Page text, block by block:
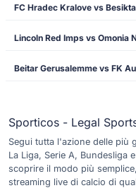
FC Hradec Kralove vs
Lincoln Red Imps vs Omonia
Sporticos - Legal
Segui tutta l'azione delle più
La Liga, Serie A, Bundesliga
scoprire il modo più
streaming live di calcio di